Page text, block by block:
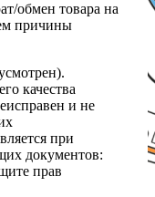
обмен товара на
причины
качества
и не
при
документов:
прав